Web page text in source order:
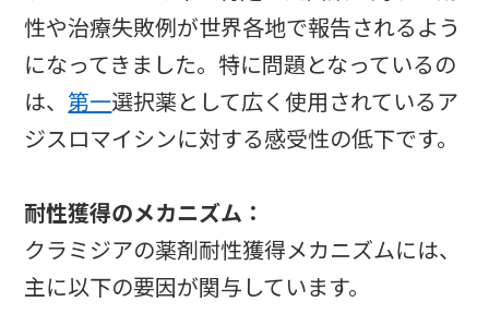
性や治療失敗例が世界各地で報告されるよう
になってきました。特に問題となっているの
は、第一選択薬として広く使用されているア
ジスロマイシンに対する感受性の低下です。
耐性獲得のメカニズム：
クラミジアの薬剤耐性獲得メカニズムには、
主に以下の要因が関与しています。